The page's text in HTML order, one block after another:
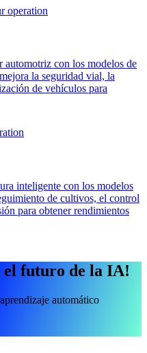
con los modelos de
la seguridad vial, la
de vehículos para
inteligente con los modelos
de cultivos, el control
para obtener rendimientos
el futuro de la IA!
automático